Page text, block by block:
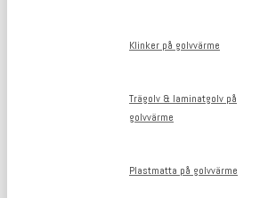
Klinker på golvvärme
Trägolv & laminatgolv på
golvvärme
Plastmatta på golvvärme